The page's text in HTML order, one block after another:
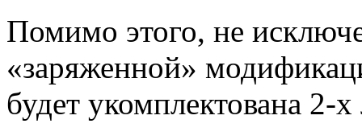
Помимо этого, не
«заряженной»
будет укомплектована 2-